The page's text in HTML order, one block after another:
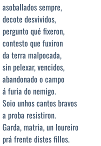
asoballados sempre,
decote desvividos,
pergunto qué fixeron,
contesto que fuxiron
da terra malpocada,
sin pelexar, vencidos,
abandonado o campo
á furia do nemigo.
Soio unhos cantos bravos
a proba resistiron.
Garda, matria, un loureiro
prá frente distes fillos.